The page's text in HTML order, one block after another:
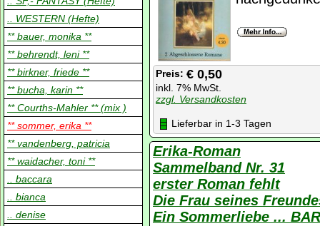
.. WESTERN (Hefte)
** bauer, monika **
** behrendt, leni **
** birkner, friede **
** bucha, karin **
** Courths-Mahler ** (mix )
** sommer, erika **
** vandenberg, patricia
** waidacher, toni **
.. baccara
.. bianca
.. denise
Preis: € 0,50
inkl. 7% MwSt.
zzgl. Versandkosten
Lieferbar in 1-3 Tagen
Erika-Roman
Sammelband Nr. 31
erster Roman fehlt
Die Frau seines
Ein Sommerliebe ...